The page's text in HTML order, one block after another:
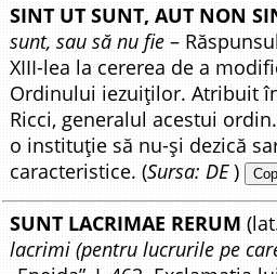
SINT UT SUNT, AUT NON
sunt, sau să nu fie –
XIII-lea la cererea de a
Ordinului iezuiților. Atribuit
Ricci, generalul acestui
o instituție să nu-și dezică
caracteristice. (Sursa: DE)
SUNT LACRIMAE RERUM
lacrimi (pentru lucrurile pe